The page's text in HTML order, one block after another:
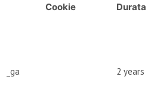
Cookie
Durata
_ga 2 years